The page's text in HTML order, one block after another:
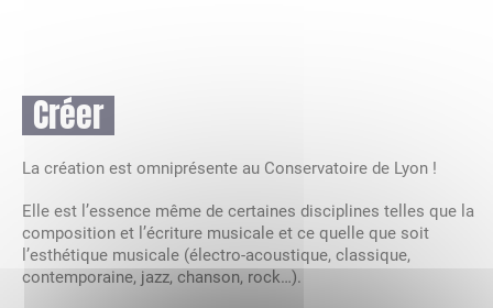
Créer
La création est omniprésente au Conservatoire de Lyon !
Elle est l’essence même de certaines disciplines telles que la
composition et l’écriture musicale et ce quelle que soit
l’esthétique musicale (électro-acoustique, classique,
contemporaine, jazz, chanson, rock…).